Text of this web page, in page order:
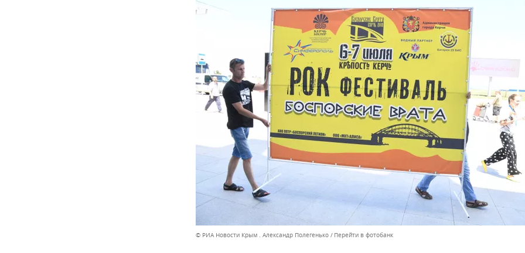
© РИА Новости Крым . Александр Полегенько Перейти в фотобанк